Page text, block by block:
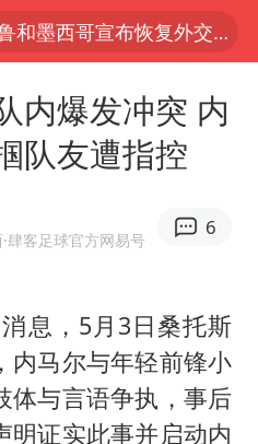
秘鲁和墨西哥宣布恢复外交关系
台风白海豚已进入24小时警戒线
四川宜宾市高县4.9级地震致1人死亡
全球首个长时储能一体化产业园量产
医：立秋后养心是关键
上海：台风白海豚或将带来龙卷风
内爆发冲突 内
队友遭指控
·肆客足球官方网易号
6
息，5月3日桑托斯
内马尔与年轻前锋小
体与言语争执，事后
明证实此事并启动内